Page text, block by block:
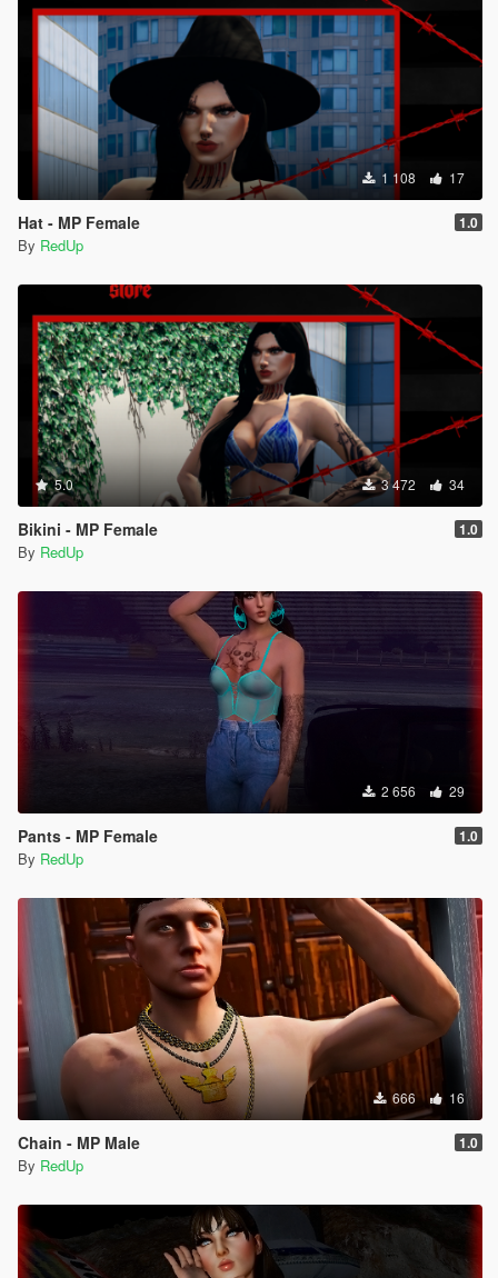
1 108 17
Hat - MP Female 1.0
By RedUp
5.0 3 472 34
Bikini - MP Female 1.0
By RedUp
2 656 29
Pants - MP Female 1.0
By RedUp
666 16
Chain - MP Male 1.0
By RedUp